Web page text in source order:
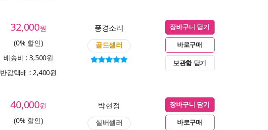
32,000원
(0% 할인)
배송비 : 3,500원
반값택배 : 2,400원
풍경소리
골드셀러
장바구니 담기
바로구매
보관함 담기
40,000원
(0% 할인)
박현정
실버셀러
장바구니 담기
바로구매